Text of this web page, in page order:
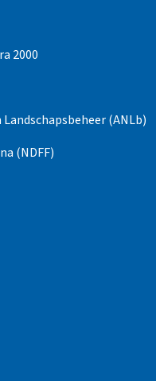
2000
(ANLb)
(NDFF)